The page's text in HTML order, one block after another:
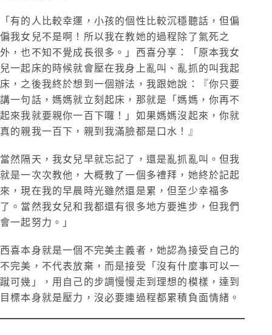
「有的人比較幸運，小孩的個性比較沉穩聽話，但偏
偏我女兒不是啊！所以我在教她的過程除了氣死之
外，也不知不覺成長很多。」西喜分享：「原本我女
兒一起床的時候就會壓在我身上亂叫、亂抓的叫我起
床，之後我終於想到一個辦法，我跟她說：『你只要
講一句話，媽媽就立刻起床，那就是「媽媽，你再不
起來我就要親你一百下囉！」如果媽媽沒起來，你就
真的親我一百下，親到我滿臉都是口水！』
當然隔天，我女兒早就忘記了，還是亂抓亂叫。但我
就是一次次教他，大概教了一個多禮拜，她終於記起
來，現在我的早晨時光雖然還是累，但至少幸福多
了。當然我女兒和我都還有很多地方要進步，但我們
會一起努力。」
西喜本身就是一個不完美主義者，她認為接受自己的
不完美，不代表放棄，而是接受「沒有什麼事可以一
蹴可幾」，用自己的步調慢慢走到理想的模樣，達到
目標本身就是壓力，沒必要連過程都累積負面情緒。